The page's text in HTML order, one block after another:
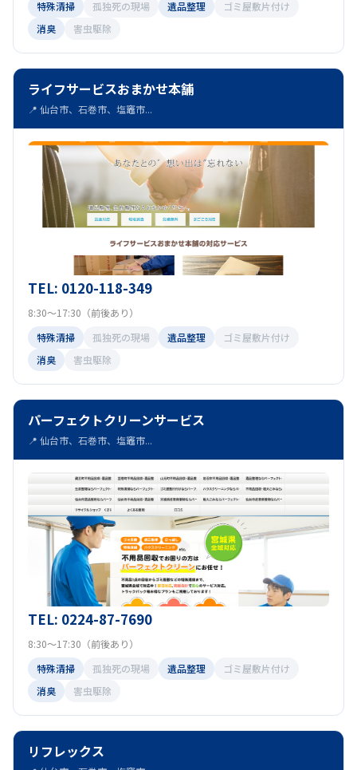
特殊清掃
孤独死の現場 遺品整理
ゴミ屋敷片付け
消臭
害虫駆除
ライフサービスおまかせ本舗
📍 仙台市、石巻市、塩竈市...
TEL: 0120-118-349
8:30～17:30（前後あり）
特殊清掃
孤独死の現場 遺品整理
ゴミ屋敷片付け
消臭
害虫駆除
パーフェクトクリーンサービス
📍 仙台市、石巻市、塩竈市...
TEL: 0224-87-7690
8:30～17:30（前後あり）
特殊清掃
孤独死の現場 遺品整理
ゴミ屋敷片付け
消臭
害虫駆除
リフレックス